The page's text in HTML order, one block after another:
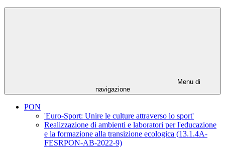
Menu di
navigazione
PON
'Euro-Sport: Unire le culture attraverso lo sport'
Realizzazione di ambienti e laboratori per l'educazione
e la formazione alla transizione ecologica (13.1.4A-
FESRPON-AB-2022-9)